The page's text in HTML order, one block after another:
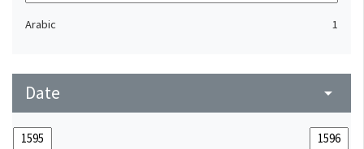
Arabic 1
Date arrow_drop_down